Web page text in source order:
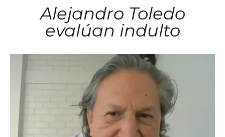
Alejandro Toledo
evalúan indulto